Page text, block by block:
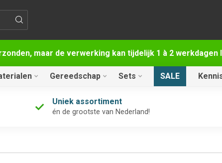
maar de verwerking kan tijdelijk 1 à 2
Gereedschap Sets SALE
Uniek assortiment
én de grootste van Nederland!